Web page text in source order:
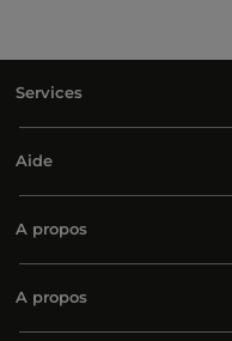
Services
Aide
A propos
A propos